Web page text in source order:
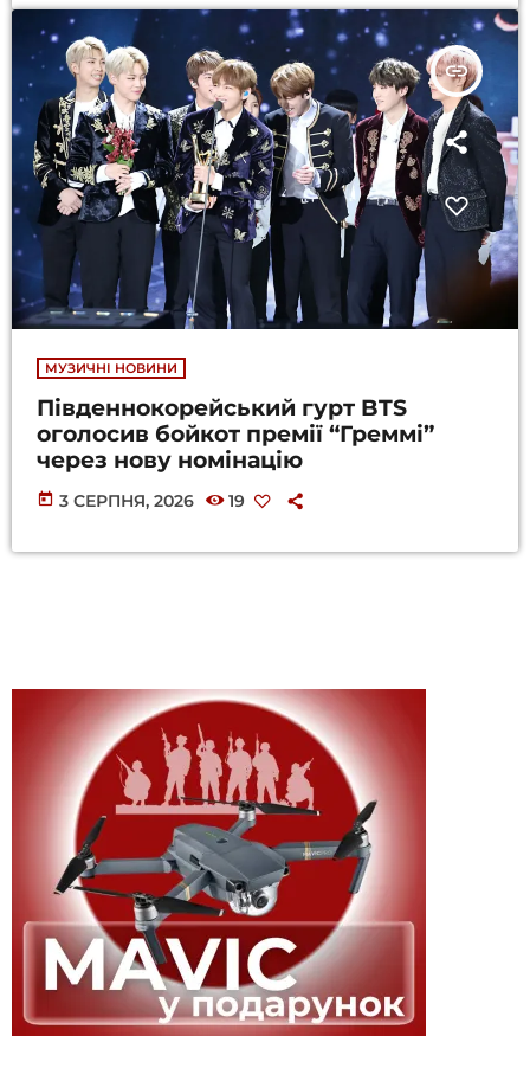
insert_link
МУЗИЧНІ НОВИНИ
Південнокорейський гурт BTS
оголосив бойкот премії “Греммі”
через нову номінацію
today 3 СЕРПНЯ, 2026 19